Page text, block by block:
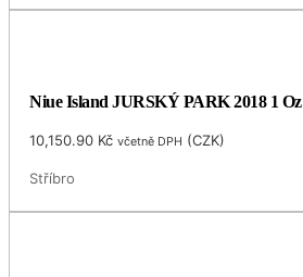
Niue Island JURSKÝ PARK 2018 1 Oz
10,150.90 Kč včetně DPH (CZK)
Stříbro